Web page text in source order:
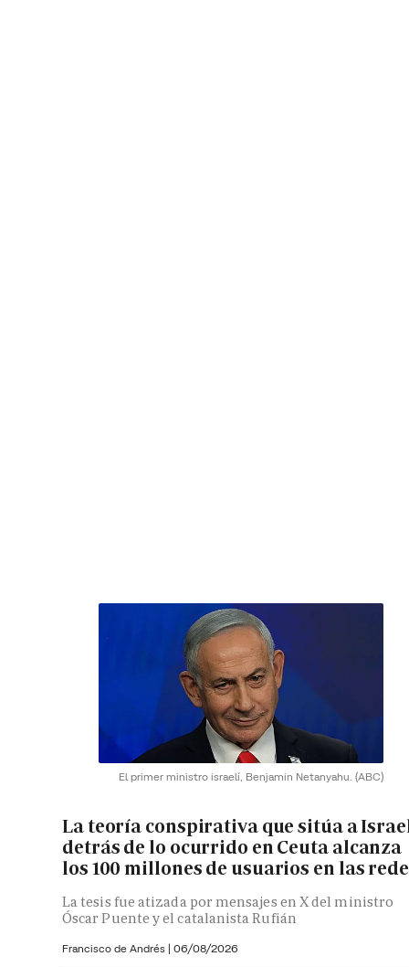
El primer ministro israelí, Benjamin Netanyahu. (ABC)
La teoría conspirativa que sitúa a
detrás de lo ocurrido en Ceuta alcanza
los 100 millones de usuarios en las
La tesis fue atizada por mensajes en X del ministro
Óscar Puente y el catalanista Rufián
Francisco de Andrés | 06/08/2026